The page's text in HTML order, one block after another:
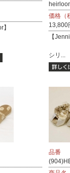
価格（
13,800
【
シリ...
品番